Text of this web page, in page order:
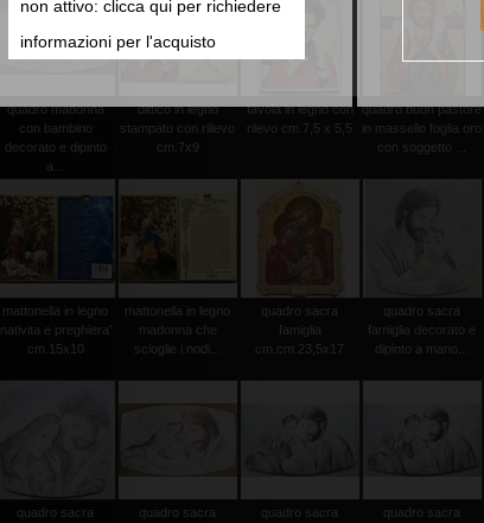
non attivo: clicca qui per richiedere
informazioni per l'acquisto
quadro madonna
con bambino
decorato e dipinto
a...
dittico in legno
stampato con rilievo
cm.7x9
tavola in legno con
rilevo cm.7,5 x 5,5
quadro buon pastore
in massello foglia oro
con soggetto ...
mattonella in legno
nativita e preghiera'
cm.15x10
mattonella in legno
madonna che
scioglie i nodi...
quadro sacra
famiglia
cm.cm.23,5x17
quadro sacra
famiglia decorato e
dipinto a mano...
quadro sacra
quadro sacra
quadro sacra
quadro sacra